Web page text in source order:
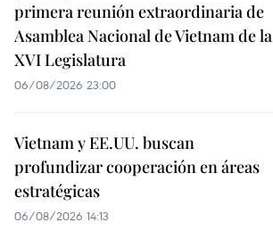
primera reunión extraordinaria de
Asamblea Nacional de Vietnam de la
XVI Legislatura
06/08/2026 23:00
Vietnam y EE.UU. buscan
profundizar cooperación en áreas
estratégicas
06/08/2026 14:13